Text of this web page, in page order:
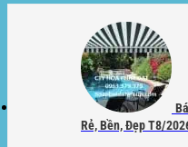
Rẻ, Bền, Đẹp T8/